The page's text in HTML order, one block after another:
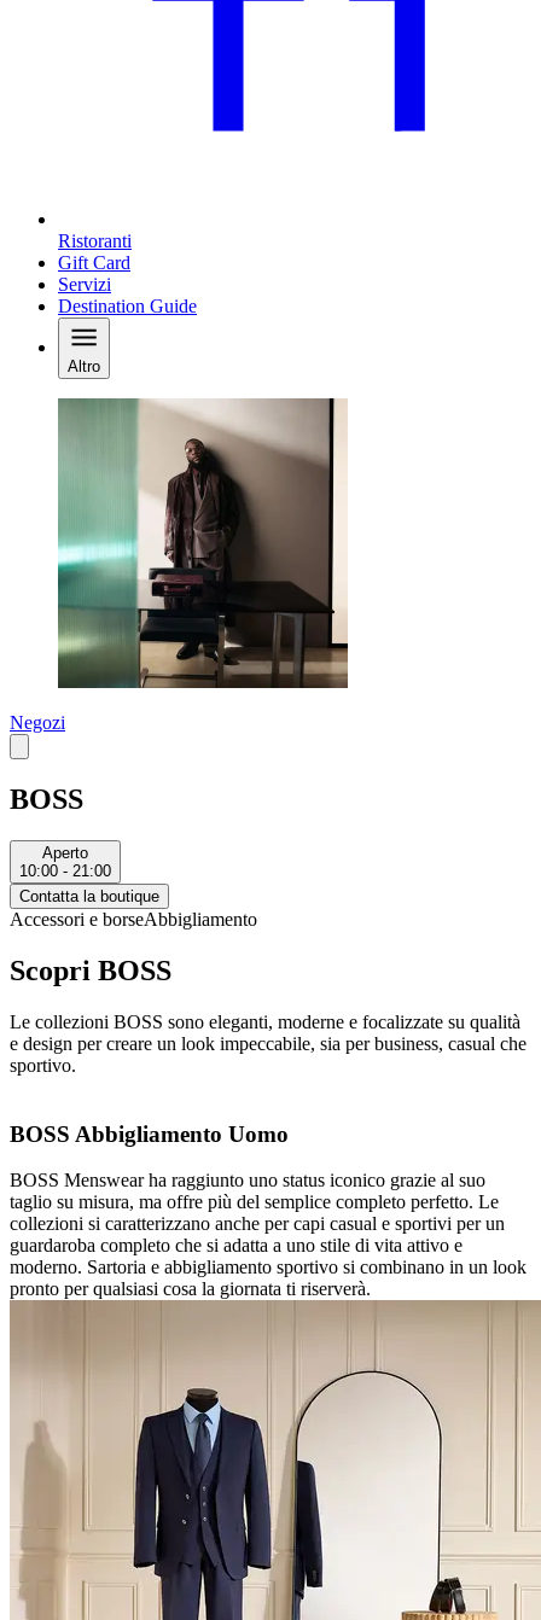
Ristoranti
Gift Card
Servizi
Destination Guide
Altro
Negozi
BOSS
Aperto
10:00 - 21:00
Contatta la boutique
Accessori e borseAbbigliamento
Scopri BOSS
Le collezioni BOSS sono eleganti, moderne e focalizzate su qualità
e design per creare un look impeccabile, sia per business, casual che
sportivo.
BOSS Abbigliamento Uomo
BOSS Menswear ha raggiunto uno status iconico grazie al suo
taglio su misura, ma offre più del semplice completo perfetto. Le
collezioni si caratterizzano anche per capi casual e sportivi per un
guardaroba completo che si adatta a uno stile di vita attivo e
moderno. Sartoria e abbigliamento sportivo si combinano in un look
pronto per qualsiasi cosa la giornata ti riserverà.